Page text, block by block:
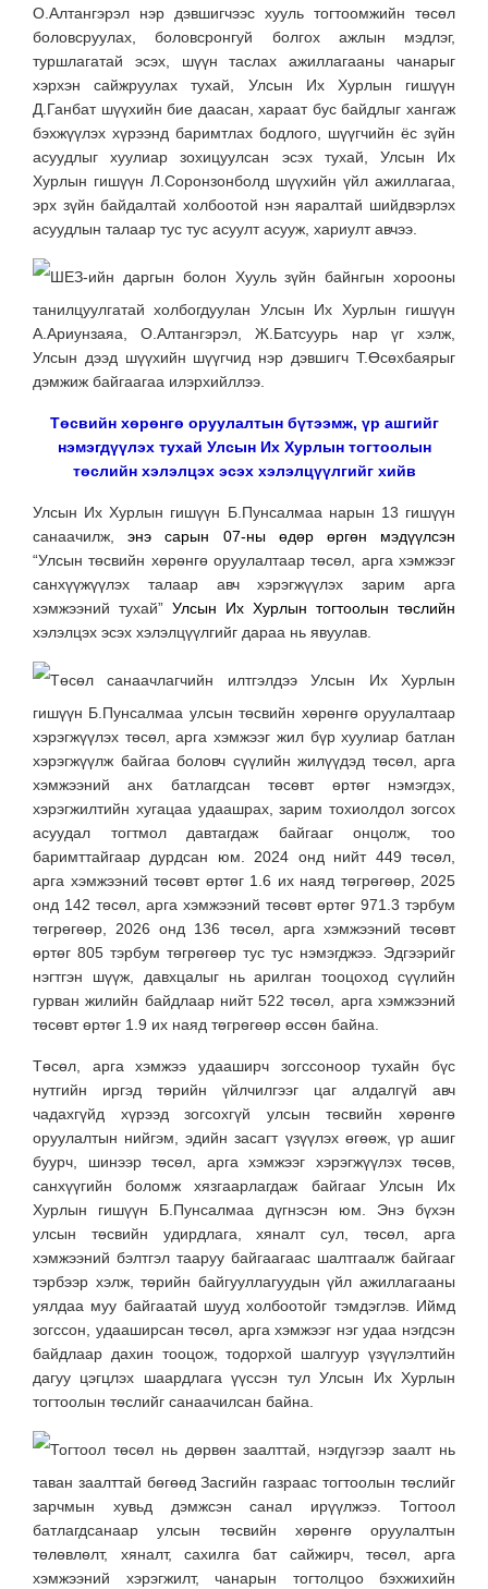
О.Алтангэрэл нэр дэвшигчээс хууль тогтоомжийн төсөл
боловсруулах, боловсронгуй болгох ажлын мэдлэг,
туршлагатай эсэх, шүүн таслах ажиллагааны чанарыг
хэрхэн сайжруулах тухай, Улсын Их Хурлын гишүүн
Д.Ганбат шүүхийн бие даасан, хараат бус байдлыг хангаж
бэхжүүлэх хүрээнд баримтлах бодлого, шүүгчийн ёс зүйн
асуудлыг хуулиар зохицуулсан эсэх тухай, Улсын Их
Хурлын гишүүн Л.Соронзонболд шүүхийн үйл ажиллагаа,
эрх зүйн байдалтай холбоотой нэн яаралтай шийдвэрлэх
асуудлын талаар тус тус асуулт асууж, хариулт авчээ.
ШЕЗ-ийн даргын болон Хууль зүйн байнгын хорооны
танилцуулгатай холбогдуулан Улсын Их Хурлын гишүүн
А.Ариунзаяа, О.Алтангэрэл, Ж.Батсуурь нар үг хэлж,
Улсын дээд шүүхийн шүүгчид нэр дэвшигч Т.Өсөхбаярыг
дэмжиж байгаагаа илэрхийллээ.
Төсвийн хөрөнгө оруулалтын бүтээмж, үр ашгийг
нэмэгдүүлэх тухай Улсын Их Хурлын тогтоолын
төслийн хэлэлцэх эсэх хэлэлцүүлгийг хийв
Улсын Их Хурлын гишүүн Б.Пунсалмаа нарын 13 гишүүн
санаачилж,энэ сарын 07-ны өдөр өргөн мэдүүлсэн
“Улсын төсвийн хөрөнгө оруулалтаар төсөл, арга хэмжээг
санхүүжүүлэх талаар авч хэрэгжүүлэх зарим арга
хэмжээний тухай” Улсын Их Хурлын тогтоолын төслийн
хэлэлцэх эсэх хэлэлцүүлгийг дараа нь явуулав.
Төсөл санаачлагчийн илтгэлдээ Улсын Их Хурлын
гишүүн Б.Пунсалмаа улсын төсвийн хөрөнгө оруулалтаар
хэрэгжүүлэх төсөл, арга хэмжээг жил бүр хуулиар батлан
хэрэгжүүлж байгаа боловч сүүлийн жилүүдэд төсөл, арга
хэмжээний анх батлагдсан төсөвт өртөг нэмэгдэх,
хэрэгжилтийн хугацаа удаашрах, зарим тохиолдол зогсох
асуудал тогтмол давтагдаж байгааг онцолж, тоо
баримттайгаар дурдсан юм. 2024 онд нийт 449 төсөл,
арга хэмжээний төсөвт өртөг 1.6 их наяд төгрөгөөр, 2025
онд 142 төсөл, арга хэмжээний төсөвт өртөг 971.3 тэрбум
төгрөгөөр, 2026 онд 136 төсөл, арга хэмжээний төсөвт
өртөг 805 тэрбум төгрөгөөр тус тус нэмэгджээ. Эдгээрийг
нэгтгэн шүүж, давхцалыг нь арилган тооцоход сүүлийн
гурван жилийн байдлаар нийт 522 төсөл, арга хэмжээний
төсөвт өртөг 1.9 их наяд төгрөгөөр өссөн байна.
Төсөл, арга хэмжээ удааширч зогссоноор тухайн бүс
нутгийн иргэд төрийн үйлчилгээг цаг алдалгүй авч
чадахгүйд хүрээд зогсохгүй улсын төсвийн хөрөнгө
оруулалтын нийгэм, эдийн засагт үзүүлэх өгөөж, үр ашиг
буурч, шинээр төсөл, арга хэмжээг хэрэгжүүлэх төсөв,
санхүүгийн боломж хязгаарлагдаж байгааг Улсын Их
Хурлын гишүүн Б.Пунсалмаа дүгнэсэн юм. Энэ бүхэн
улсын төсвийн удирдлага, хяналт сул, төсөл, арга
хэмжээний бэлтгэл тааруу байгаагаас шалтгаалж байгааг
тэрбээр хэлж, төрийн байгууллагуудын үйл ажиллагааны
уялдаа муу байгаатай шууд холбоотойг тэмдэглэв. Иймд
зогссон, удааширсан төсөл, арга хэмжээг нэг удаа нэгдсэн
байдлаар дахин тооцож, тодорхой шалгуур үзүүлэлтийн
дагуу цэгцлэх шаардлага үүссэн тул Улсын Их Хурлын
тогтоолын төслийг санаачилсан байна.
Тогтоол төсөл нь дөрвөн заалттай, нэгдүгээр заалт нь
таван заалттай бөгөөд Засгийн газраас тогтоолын төслийг
зарчмын хувьд дэмжсэн санал ирүүлжээ. Тогтоол
батлагдсанаар улсын төсвийн хөрөнгө оруулалтын
төлөвлөлт, хяналт, сахилга бат сайжирч, төсөл, арга
хэмжээний хэрэгжилт, чанарын тогтолцоо бэхжихийн